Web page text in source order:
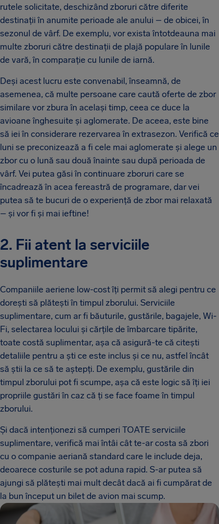
rutele solicitate, deschizând zboruri către diferite
destinații în anumite perioade ale anului – de obicei, în
sezonul de vârf. De exemplu, vor exista întotdeauna mai
multe zboruri către destinații de plajă populare în lunile
de vară, în comparație cu lunile de iarnă.
Deși acest lucru este convenabil, înseamnă, de
asemenea, că multe persoane care caută oferte de zbor
similare vor zbura în același timp, ceea ce duce la
avioane înghesuite și aglomerate. De aceea, este bine
să iei în considerare rezervarea în extrasezon. Verifică ce
luni se preconizează a fi cele mai aglomerate și alege un
zbor cu o lună sau două înainte sau după perioada de
vârf. Vei putea găsi în continuare zboruri care se
încadrează în acea fereastră de programare, dar vei
putea să te bucuri de o experiență de zbor mai relaxată
– și vor fi și mai ieftine!
2. Fii atent la serviciile
suplimentare
Companiile aeriene low-cost îți permit să alegi pentru ce
dorești să plătești în timpul zborului. Serviciile
suplimentare, cum ar fi băuturile, gustările, bagajele, Wi-
Fi, selectarea locului și cărțile de îmbarcare tipărite,
toate costă suplimentar, așa că asigură-te că citești
detaliile pentru a ști ce este inclus și ce nu, astfel încât
să știi la ce să te aștepți. De exemplu, gustările din
timpul zborului pot fi scumpe, așa că este logic să îți iei
propriile gustări în caz că ți se face foame în timpul
zborului.
Și dacă intenționezi să cumperi TOATE serviciile
suplimentare, verifică mai întâi cât te-ar costa să zbori
cu o companie aeriană standard care le include deja,
deoarece costurile se pot aduna rapid. S-ar putea să
ajungi să plătești mai mult decât dacă ai fi cumpărat de
la bun început un bilet de avion mai scump.